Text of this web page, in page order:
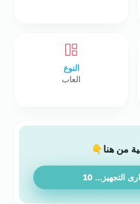
النوع
العاب
من هنا👇
التجهيز... 9